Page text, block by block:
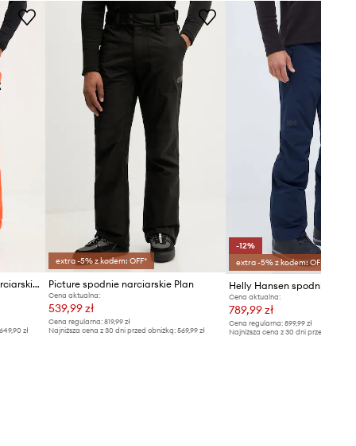
Rossignol
BOGNER Fire+Ice spodnie narciarskie NIC-T
zł
extra -5% z kodem: OFF*
Picture spodnie narciarskie Plan
Cena aktualna:
539,99 zł
Cena regularna:819,99 zł
Najniższa cena z 30 dni przed obniżką:569,99 zł
-12%
extra -5% z kodem: OFF*
Cena aktualna:
789,99 zł
Cena regularna: 899,99 zł
Najniższa cena z 30 dni przed obniżką: